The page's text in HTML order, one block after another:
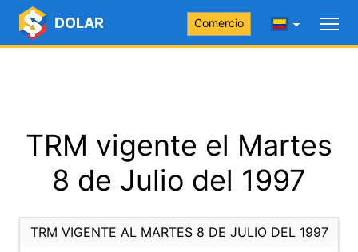
DOLAR Comercio
TRM vigente el Martes
8 de Julio del 1997
TRM VIGENTE AL MARTES 8 DE JULIO DEL 1997